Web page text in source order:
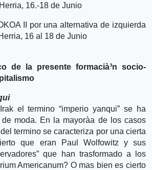
16.-18 de Junio
II por una alternativa de izquierda
16 al 18 de Junio
de la presente formacià³n socio-
el termino “imperio yanqui” se ha
moda. En la mayorà­a de los casos
termino se caracteriza por una cierta
que eran Paul Wolfowitz y sus
que han trasformado a los
Americanum? O mas bien es cierto